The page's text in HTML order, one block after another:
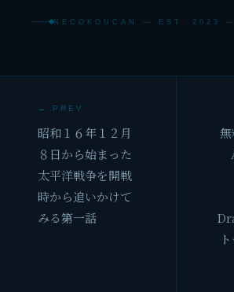
NECOKOUCAN — EST. 2023
← PREV
昭和１６年１２月
８日から始まった
太平洋戦争を開戦
時から追いかけて
みる第一話